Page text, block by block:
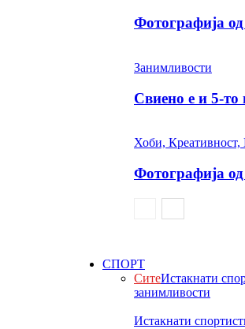
Фотографија
Занимливости
Свиено е и 5-то
Хоби,
Фотографија
СПОРТ
СитеИстакнати
занимливости
Истакнати